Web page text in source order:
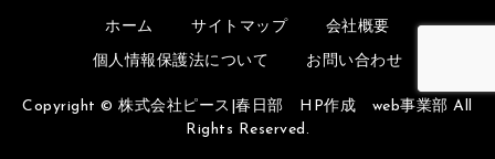
ホーム サイトマップ 会社概要
個人情報保護法について お問い合わせ
Copyright © 株式会社ピース|春日部 HP作成 web事業部 All
Rights Reserved.